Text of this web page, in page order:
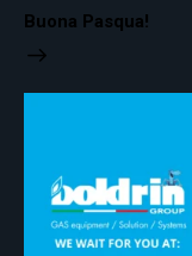
Buona Pasqua!